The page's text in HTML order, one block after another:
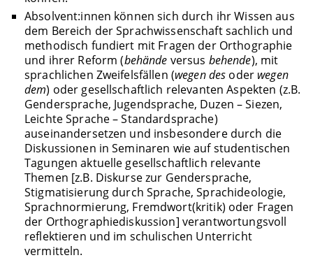
Absolvent:innen können sich durch ihr Wissen aus
dem Bereich der Sprachwissenschaft sachlich und
methodisch fundiert mit Fragen der Orthographie
und ihrer Reform (behände versus behende), mit
sprachlichen Zweifelsfällen (wegen des oder wegen
dem) oder gesellschaftlich relevanten Aspekten (z.B.
Gendersprache, Jugendsprache, Duzen – Siezen,
Leichte Sprache – Standardsprache)
auseinandersetzen und insbesondere durch die
Diskussionen in Seminaren wie auf studentischen
Tagungen aktuelle gesellschaftlich relevante
Themen [z.B. Diskurse zur Gendersprache,
Stigmatisierung durch Sprache, Sprachideologie,
Sprachnormierung, Fremdwort(kritik) oder Fragen
der Orthographiediskussion] verantwortungsvoll
reflektieren und im schulischen Unterricht
vermitteln.